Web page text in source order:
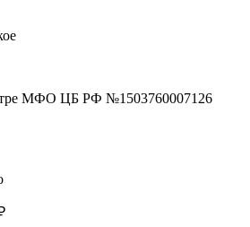
МФО ЦБ РФ №1503760007126